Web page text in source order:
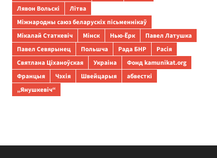
Лявон Вольскі
Літва
Міжнародны саюз беларускіх пісьменнікаў
Мікалай Статкевіч
Мінск Нью-Ёрк
Павел Латушка
Павел Севярынец
Польшча Рада БНР
Расія
Святлана Ціханоўская
Украіна
Фонд kamunikat.org
Францыя
Чэхія Швейцарыя
абвесткі
„Янушкевіч“